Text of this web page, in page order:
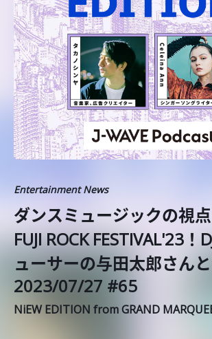
Entertainment News
ダンスミュージックの視
FUJI ROCK FESTIVAL'23！
ューサーの与田太郎さん
2023/07/27 #65
NiEW EDITION from GRAND